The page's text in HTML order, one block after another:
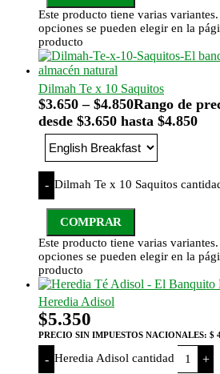
Este producto tiene varias
opciones se pueden elegir en la
producto
Dilmah Te x 10 Saquitos
$3.650 – $4.850Rango de
desde $3.650 hasta $4.850
- Dilmah Te x 10 Saquitos
COMPRAR
Este producto tiene varias
opciones se pueden elegir en la
producto
Heredia Adisol
$5.350
PRECIO SIN IMPUESTOS NACIONALES: $
- Heredia Adisol cantidad +